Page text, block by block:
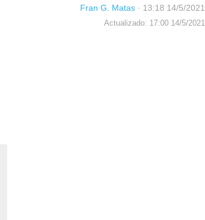
Fran G. Matas · 13:18 14/5/2021
Actualizado: 17:00 14/5/2021